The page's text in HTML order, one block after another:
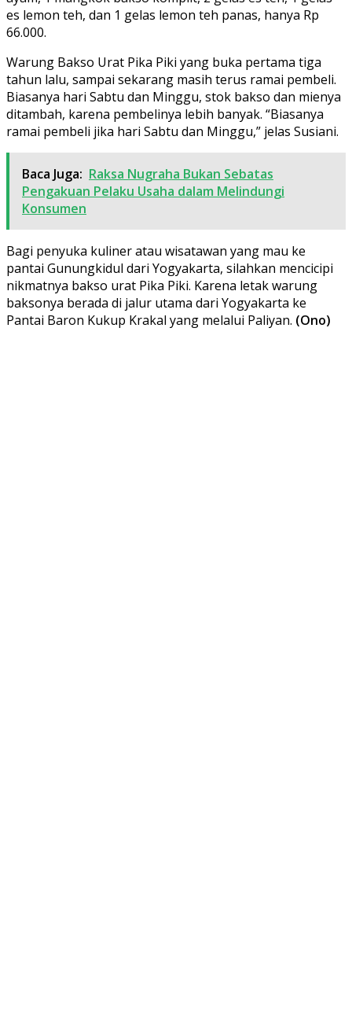
es lemon teh, dan 1 gelas lemon teh panas, hanya Rp
66.000.
Warung Bakso Urat Pika Piki yang buka pertama tiga
tahun lalu, sampai sekarang masih terus ramai pembeli.
Biasanya hari Sabtu dan Minggu, stok bakso dan mienya
ditambah, karena pembelinya lebih banyak. “Biasanya
ramai pembeli jika hari Sabtu dan Minggu,” jelas Susiani.
Baca Juga: Raksa Nugraha Bukan Sebatas
Pengakuan Pelaku Usaha dalam Melindungi
Konsumen
Bagi penyuka kuliner atau wisatawan yang mau ke
pantai Gunungkidul dari Yogyakarta, silahkan mencicipi
nikmatnya bakso urat Pika Piki. Karena letak warung
baksonya berada di jalur utama dari Yogyakarta ke
Pantai Baron Kukup Krakal yang melalui Paliyan. (Ono)